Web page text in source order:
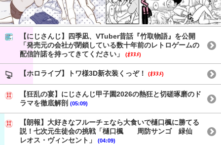
【にじさんじ】四季凪、VTuber昔話『竹取物語』を公開
「発売元の会社が閉鎖している数十年前のレトロゲームの
配信許諾を持ってきてください」
(ｵﾇﾇﾒ)
【ホロライブ】トワ様3D新衣装くっぞ！ (ｵﾇﾇﾒ)
【狂乱の宴】にじさんじ甲子園2026の熱狂と切磋琢磨のド
ラマを徹底解剖 (05:09)
【朗報】大好きなフルーチェなら大食いで樋口楓に勝てる
説！七次元生徒会の挑戦「樋口楓 周防サンゴ 緑仙
レオス・ヴィンセント」
(04:09)